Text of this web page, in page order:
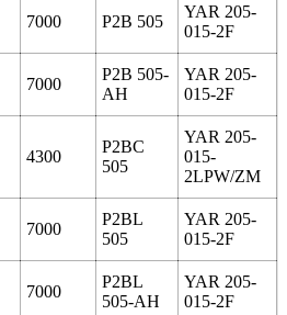
7000 P2B 505
YAR 205-
015-2F
7000
P2B 505-
AH
YAR 205-
015-2F
4300
P2BC
505
YAR 205-
015-
2LPW/ZM
7000
P2BL
505
YAR 205-
015-2F
7000
P2BL
505-AH
YAR 205-
015-2F